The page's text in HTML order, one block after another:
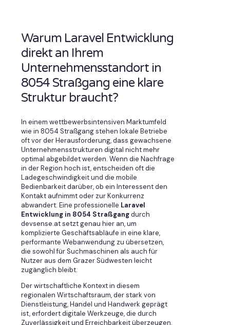
Warum Laravel Entwicklung
direkt an Ihrem
Unternehmensstandort in
8054 Straßgang eine klare
Struktur braucht?
In einem wettbewerbsintensiven Marktumfeld
wie in 8054 Straßgang stehen lokale Betriebe
oft vor der Herausforderung, dass gewachsene
Unternehmensstrukturen digital nicht mehr
optimal abgebildet werden. Wenn die Nachfrage
in der Region hoch ist, entscheiden oft die
Ladegeschwindigkeit und die mobile
Bedienbarkeit darüber, ob ein Interessent den
Kontakt aufnimmt oder zur Konkurrenz
abwandert. Eine professionelle Laravel
Entwicklung in 8054 Straßgangdurch
devsense.at setzt genau hier an, um
komplizierte Geschäftsabläufe in eine klare,
performante Webanwendung zu übersetzen,
die sowohl für Suchmaschinen als auch für
Nutzer aus dem Grazer Südwesten leicht
zugänglich bleibt.
Der wirtschaftliche Kontext in diesem
regionalen Wirtschaftsraum, der stark von
Dienstleistung, Handel und Handwerk geprägt
ist, erfordert digitale Werkzeuge, die durch
Zuverlässigkeit und Erreichbarkeit überzeugen.